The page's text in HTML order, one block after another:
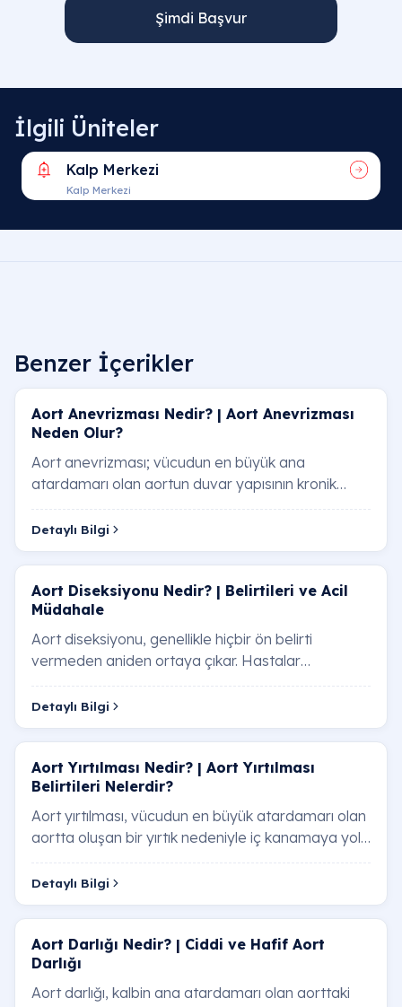
Şimdi Başvur
İlgili Üniteler
Kalp Merkezi
Kalp Merkezi
Benzer İçerikler
Aort Anevrizması Nedir? | Aort Anevrizması
Neden Olur?
Aort anevrizması; vücudun en büyük ana
atardamarı olan aortun duvar yapısının kronik
olarak zayıflaması neticesinde, belirli bir
bölgesinden…
Detaylı Bilgi
Aort Diseksiyonu Nedir? | Belirtileri ve Acil
Müdahale
Aort diseksiyonu, genellikle hiçbir ön belirti
vermeden aniden ortaya çıkar. Hastalar
tarafından en sık dile getirilen "yırtılma" hissi ve s…
Detaylı Bilgi
Aort Yırtılması Nedir? | Aort Yırtılması
Belirtileri Nelerdir?
Aort yırtılması, vücudun en büyük atardamarı olan
aortta oluşan bir yırtık nedeniyle iç kanamaya yol
açan ciddi bir durumdur. Aort yırtılmas…
Detaylı Bilgi
Aort Darlığı Nedir? | Ciddi ve Hafif Aort
Darlığı
Aort darlığı, kalbin ana atardamarı olan aorttaki